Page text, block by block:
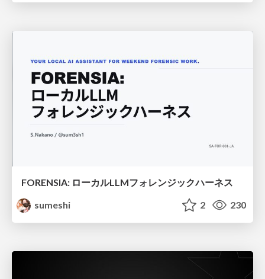
FORENSIA: ローカルLLMフォレンジックハーネス
sumeshi
2 230